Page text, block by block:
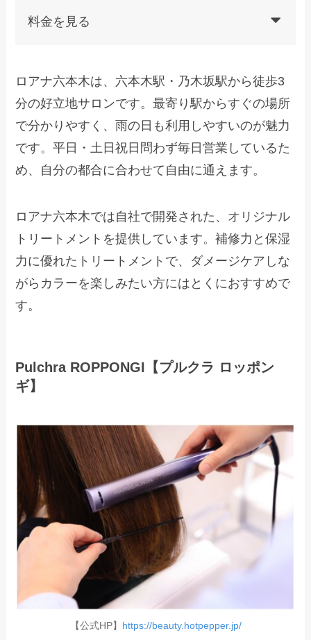
料金を見る
ロアナ六本木は、六本木駅・乃木坂駅から徒歩3
分の好立地サロンです。最寄り駅からすぐの場所
で分かりやすく、雨の日も利用しやすいのが魅力
です。平日・土日祝日問わず毎日営業しているた
め、自分の都合に合わせて自由に通えます。
ロアナ六本木では自社で開発された、オリジナル
トリートメントを提供しています。補修力と保湿
力に優れたトリートメントで、ダメージケアしな
がらカラーを楽しみたい方にはとくにおすすめで
す。
Pulchra ROPPONGI【プルクラ ロッポン
ギ】
【公式HP】 https://beauty.hotpepper.jp/